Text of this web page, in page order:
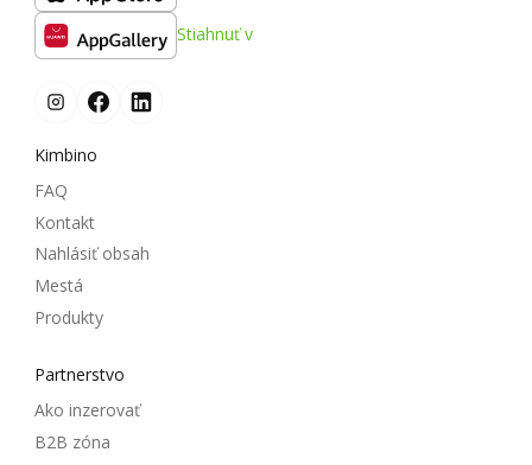
Stiahnuť v
Kimbino
FAQ
Kontakt
Nahlásiť obsah
Mestá
Produkty
Partnerstvo
Ako inzerovať
B2B zóna